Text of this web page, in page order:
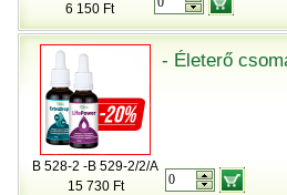
6 150 Ft
B 528-2 -B 529-2/2/A
15 730 Ft
- Életerő